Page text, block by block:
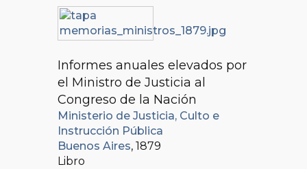
Informes anuales elevados por
el Ministro de Justicia al
Congreso de la Nación
Ministerio de Justicia, Culto e
Instrucción Pública
Buenos Aires, 1879
Libro